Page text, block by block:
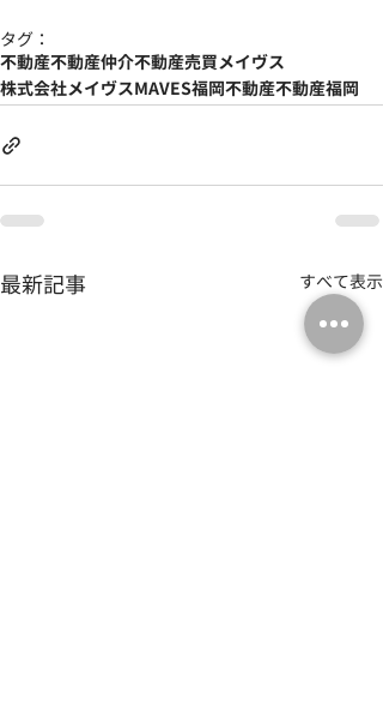
タグ：
不動産不動産仲介不動産売買メイヴス
株式会社メイヴスMAVES福岡不動産不動産福岡
最新記事 すべて表示